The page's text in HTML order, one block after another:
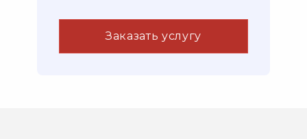
Заказать услугу